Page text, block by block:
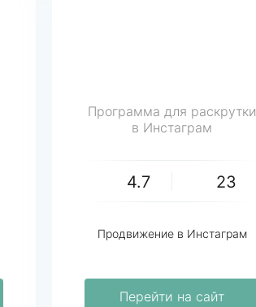
Программа для раскрутки
в Инстаграм
4.7 23
Продвижение в Инстаграм
Перейти на сайт